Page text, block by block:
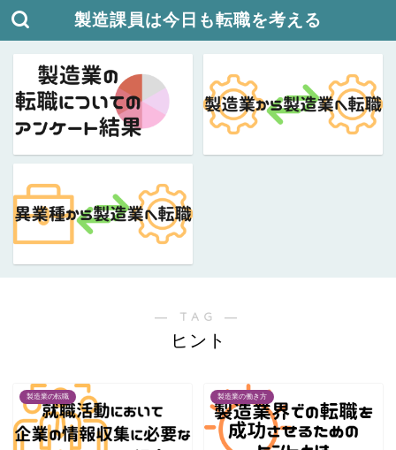
製造課員は今日も転職を考える
― TAG ―
ヒント
製造業の転職 製造業の働き方